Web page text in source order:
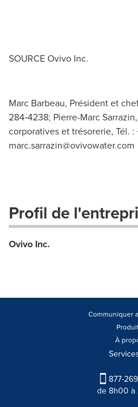
SOURCE Ovivo Inc.
Marc Barbeau, Président et
284‐4238; Pierre-Marc
corporatives et trésorerie, Tél. :
marc.sarrazin@ovivowater.com
Profil de
Ovivo Inc.
Communiquer
À
877-
de 8h00 à